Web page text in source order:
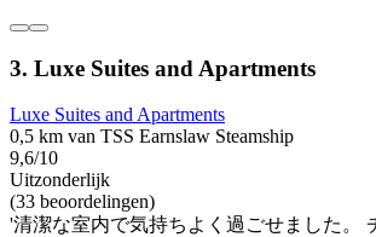
3. Luxe Suites and Apartments
Luxe Suites and Apartments
0,5 km van TSS Earnslaw Steamship
9,6/10
Uitzonderlijk
(33 beoordelingen)
'清潔な室内で気持ちよく過ごせました。